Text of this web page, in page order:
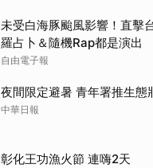
未受白海豚颱風影響！直擊
羅占卜＆隨機Rap都是演出
自由電子報
夜間限定避暑 青年署推生態
中華日報
彰化王功漁火節 連嗨2天